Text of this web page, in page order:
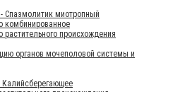
Спазмолитик миотропный
комбинированное
происхождения
органов мочеполовой системы и
Калийсберегающее